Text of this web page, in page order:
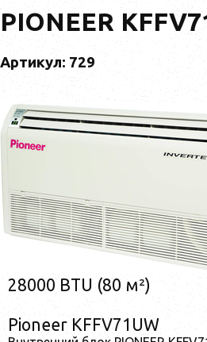
PIONEER
Артикул: 729
28000 BTU (80 м²)
Pioneer KFFV71UW